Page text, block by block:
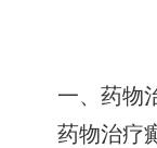
一、药物
药物治疗